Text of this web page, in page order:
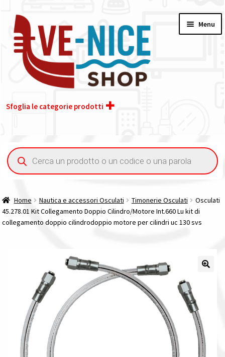
alla
navigazione
contenuto
Menu
Sfoglia le categorie prodotti
Acquisto iva 4% (agevolata)
Contatti
La nostra azienda
Condizioni generali
Acquisti in rete pubblica amministrazione
Assicurazione integrativa Garanzia3
Ricerca
prodotti
Home Nautica e accessori Osculati Timonerie Osculati
Osculati
45.278.01 Kit Collegamento Doppio Cilindro/Motore Int.660 Lu kit di
collegamento doppio cilindrodoppio motore per cilindri uc 130 svs